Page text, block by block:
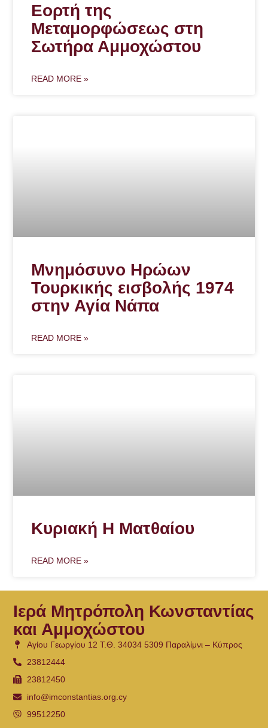
Εορτή της
Μεταμορφώσεως στη
Σωτήρα Αμμοχώστου
READ MORE »
Μνημόσυνο Ηρώων
Τουρκικής εισβολής 1974
στην Αγία Νάπα
READ MORE »
Κυριακή Η Ματθαίου
READ MORE »
Ιερά Μητρόπολη Κωνσταντίας
και Αμμοχώστου
Αγίου Γεωργίου 12 Τ.Θ. 34034 5309 Παραλίμνι – Κύπρος
23812444
23812450
info@imconstantias.org.cy
99512250